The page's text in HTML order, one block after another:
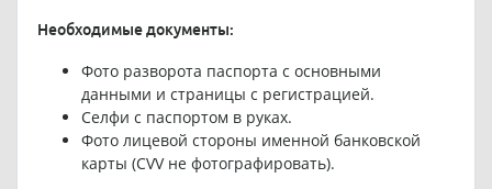
Необходимые документы:
Фото разворота паспорта с основными
данными и страницы с регистрацией.
Селфи с паспортом в руках.
Фото лицевой стороны именной банковской
карты (CVV не фотографировать).